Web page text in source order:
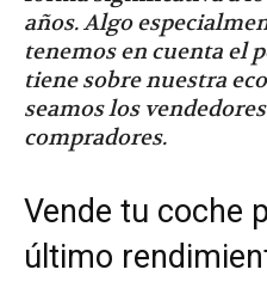
años. Algo
tenemos en cuenta el
tiene sobre nuestra
seamos los
compradores.
Vende tu coche
último